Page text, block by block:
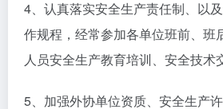
4、认真落实安全生产责任制、以
作规程，经常参加各单位班前、班
人员安全生产教育培训、安全技术
5、加强外协单位资质、安全生产